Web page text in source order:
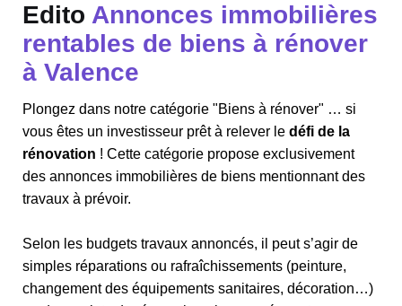
Edito Annonces immobilières
rentables de biens à rénover
à Valence
Plongez dans notre catégorie "Biens à rénover" … si
vous êtes un investisseur prêt à relever le défi de la
rénovation ! Cette catégorie propose exclusivement
des annonces immobilières de biens mentionnant des
travaux à prévoir.
Selon les budgets travaux annoncés, il peut s’agir de
simples réparations ou rafraîchissements (peinture,
changement des équipements sanitaires, décoration…)